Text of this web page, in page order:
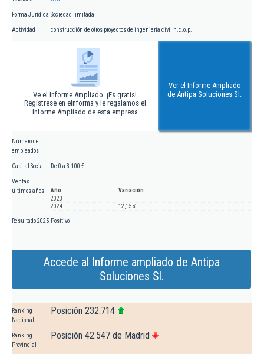
Forma Jurídica Sociedad limitada
Actividad construcción de otros proyectos de ingeniería civil n.c.o.p.
Ve el Informe Ampliado. ¡Es gratis!
Regístrese en eInforma y le regalamos el
Informe Ampliado de esta empresa
Ver el Informe Ampliado
de Antipa Soluciones Sl.
Número de
empleados
Capital Social De 0 a 3.100 €
Ventas
últimos años
Año
Variación
2023
2024
12,15 %
Resultado 2025 Positivo
Accede al Informe ampliado de Antipa
Soluciones Sl.
Ranking
Nacional
Posición 232.714
Ranking
Provincial
Posición 42.547 de Madrid